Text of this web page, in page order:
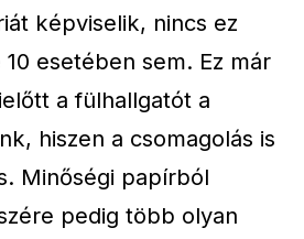
képviselik, nincs ez
esetében sem. Ez már
a fülhallgatót a
hiszen a csomagolás is
Minőségi papírból
pedig több olyan